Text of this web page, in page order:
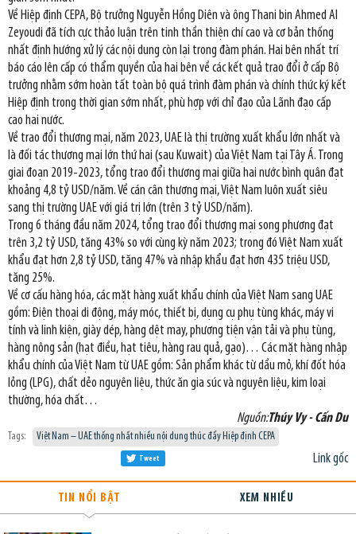
Về Hiệp định CEPA, Bộ trưởng Nguyễn Hồng Diên và ông Thani bin Ahmed Al
Zeyoudi đã tích cực thảo luận trên tinh thần thiện chí cao và cơ bản thống
nhất định hướng xử lý các nội dung còn lại trong đàm phán. Hai bên nhất trí
báo cáo lên cấp có thẩm quyền của hai bên về các kết quả trao đổi ở cấp Bộ
trưởng nhằm sớm hoàn tất toàn bộ quá trình đàm phán và chính thức ký kết
Hiệp định trong thời gian sớm nhất, phù hợp với chỉ đạo của Lãnh đạo cấp
cao hai nước.
Về trao đổi thương mại, năm 2023, UAE là thị trường xuất khẩu lớn nhất và
là đối tác thương mại lớn thứ hai (sau Kuwait) của Việt Nam tại Tây Á. Trong
giai đoạn 2019-2023, tổng trao đổi thương mại giữa hai nước bình quân đạt
khoảng 4,8 tỷ USD/năm. Về cán cân thương mại, Việt Nam luôn xuất siêu
sang thị trường UAE với giá trị lớn (trên 3 tỷ USD/năm).
Trong 6 tháng đầu năm 2024, tổng trao đổi thương mại song phương đạt
trên 3,2 tỷ USD, tăng 43% so với cùng kỳ năm 2023; trong đó Việt Nam xuất
khẩu đạt hơn 2,8 tỷ USD, tăng 47% và nhập khẩu đạt hơn 435 triệu USD,
tăng 25%.
Về cơ cấu hàng hóa, các mặt hàng xuất khẩu chính của Việt Nam sang UAE
gồm: Điện thoại di động, máy móc, thiết bị, dụng cụ phụ tùng khác, máy vi
tính và linh kiện, giày dép, hàng dệt may, phương tiện vận tải và phụ tùng,
hàng nông sản (hạt điều, hạt tiêu, hàng rau quả, gạo)… Các mặt hàng nhập
khẩu chính của Việt Nam từ UAE gồm: Sản phẩm khác từ dầu mỏ, khí đốt hóa
lỏng (LPG), chất dẻo nguyên liệu, thức ăn gia súc và nguyên liệu, kim loại
thường, hóa chất…
Nguồn:Thúy Vy - Cấn Du
Tags: Việt Nam – UAE thống nhất nhiều nội dung thúc đẩy Hiệp định CEPA
Link gốc
Tweet
TIN NỔI BẬT XEM NHIỀU